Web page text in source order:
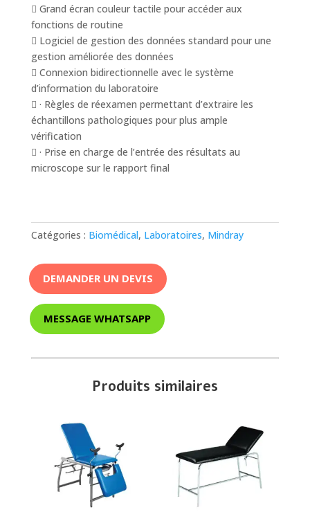
 Grand écran couleur tactile pour accéder aux
fonctions de routine
 Logiciel de gestion des données standard pour une
gestion améliorée des données
 Connexion bidirectionnelle avec le système
d’information du laboratoire
 · Règles de réexamen permettant d’extraire les
échantillons pathologiques pour plus ample
vérification
 · Prise en charge de l’entrée des résultats au
microscope sur le rapport final
Catégories : Biomédical, Laboratoires, Mindray
DEMANDER UN DEVIS
MESSAGE WHATSAPP
Produits similaires